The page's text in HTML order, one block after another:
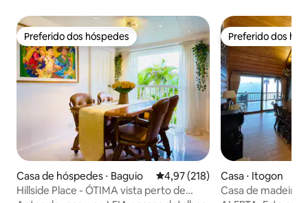
Preferido dos hóspedes
Preferido dos hóspedes
Casa de hóspedes ⋅ Baguio 4,97 de uma avaliação média de
4,97 (218)
Hillside Place - ÓTIMA vista perto de
Preferido dos
Preferido dos
Casa ⋅ Itogon
Casa de madeira